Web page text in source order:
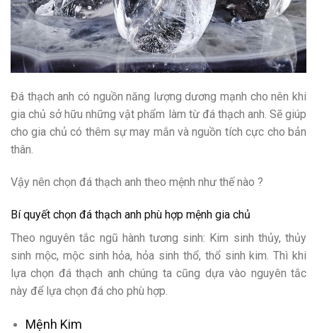
Đá thạch anh có nguồn năng lượng dương mạnh cho nên khi
gia chủ sở hữu những vật phẩm làm từ đá thạch anh. Sẽ giúp
cho gia chủ có thêm sự may mắn và nguồn tích cực cho bản
thân.
Vậy nên chọn đá thạch anh theo mệnh như thế nào ?
Bí quyết chọn đá thạch anh phù hợp mệnh gia chủ
Theo nguyên tắc ngũ hành tương sinh: Kim sinh thủy, thủy
sinh mộc, mộc sinh hỏa, hỏa sinh thổ, thổ sinh kim. Thì khi
lựa chọn đá thạch anh chúng ta cũng dựa vào nguyên tắc
này để lựa chọn đá cho phù hợp.
Mệnh Kim